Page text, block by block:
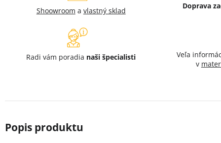
Shoowroom a vlastný sklad
Doprava
Radi vám poradia naši špecialisti
Veľa
v